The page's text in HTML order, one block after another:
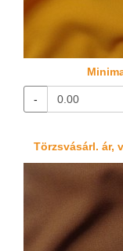
-
Törzsvásárl. ár,